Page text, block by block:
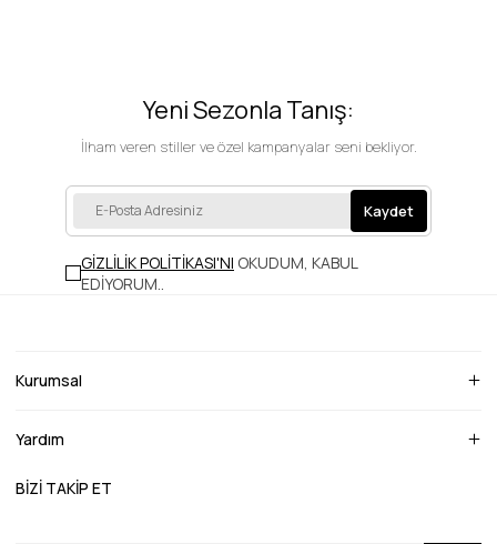
Yeni Sezonla Tanış:
İlham veren stiller ve özel kampanyalar seni bekliyor.
Kaydet
GİZLİLİK POLİTİKASI'NI OKUDUM, KABUL
EDİYORUM.
Kurumsal
Yardım
BİZİ TAKİP ET